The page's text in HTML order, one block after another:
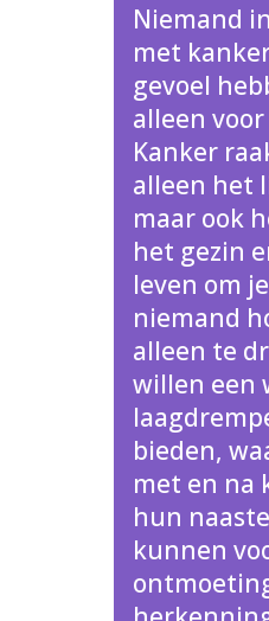
Niemand
met
gevoel
alleen
Kanker
alleen het
maar ook
het gezin
leven om
niemand
alleen te
willen een
bieden,
met en na
hun
kunnen